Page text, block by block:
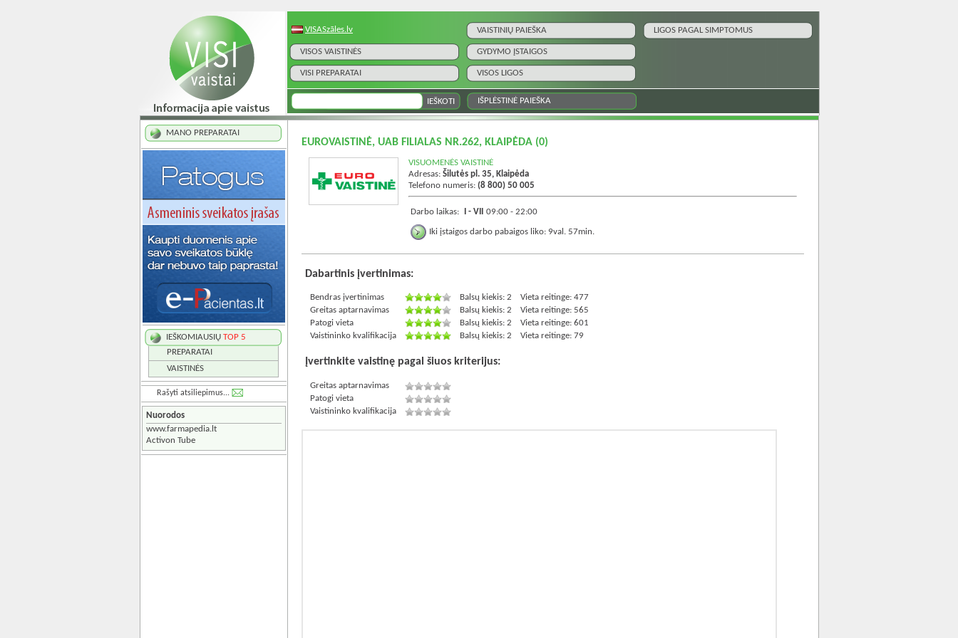
VISASzāles.lv VAISTINIŲ PAIEŠKA LIGOS PAGAL SIMPTOMUS
VISOS VAISTINĖS GYDYMO ĮSTAIGOS
VISI PREPARATAI VISOS LIGOS
IŠPLĖSTINĖ PAIEŠKA
MANO PREPARATAI
IEŠKOMIAUSIŲ TOP 5
PREPARATAI
VAISTINĖS
Rašyti atsiliepimus...
Nuorodos
www.farmapedia.lt
Activon Tube
EUROVAISTINĖ, UAB FILIALAS NR.262, KLAIPĖDA (0)
VISUOMENĖS VAISTINĖ
Adresas:Šilutės pl. 35, Klaipėda
Telefono numeris:(8 800) 50 005
Darbo laikas: I - VII 09:00 - 22:00
Iki įstaigos darbo pabaigos liko: 9val. 57min.
Dabartinis įvertinimas:
Bendras įvertinimas Balsų kiekis: 2
Vieta reitinge: 477
Greitas aptarnavimas
Balsų kiekis: 2
Vieta reitinge: 565
Patogi vieta
Balsų kiekis: 2
Vieta reitinge: 601
Vaistininko kvalifikacija
Balsų kiekis: 2 Vieta reitinge: 79
Įvertinkite vaistinę pagal šiuos kriterijus:
Greitas aptarnavimas
Patogi vieta
Vaistininko kvalifikacija